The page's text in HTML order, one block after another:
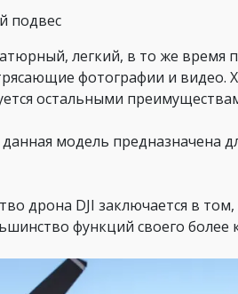
подвес
легкий, в то же
фотографии и видео.
остальными
модель предназначена
дрона DJI заключается в
функций своего более